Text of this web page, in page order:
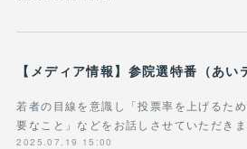
若者の目線を意識し「投票率を上げるた
要なこと」などをお話しさせていただき
2025.07.19 15:00